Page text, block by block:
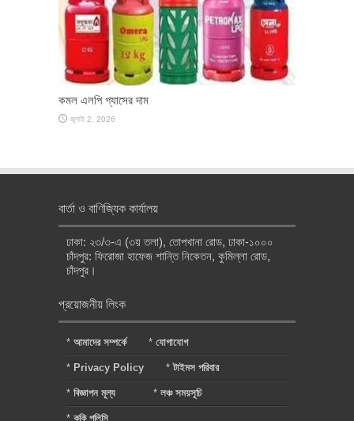
কমল এলপি গ্যাসের দাম
জুলাই 2, 2026
বার্তা ও বাণিজ্যিক কার্যালয়
ঢাকা: ২৩/৩-এ (৩য় তলা), তোপখানা রোড, ঢাকা-১০০০
চাঁদপুর: ফিরোজা হাফেজ শান্তি নিকেতন, কুমিল্লা রোড,
চাঁদপুর।
প্রয়োজনীয় লিংক
* আমাদের সম্পর্কে * যোগাযোগ
* Privacy Policy *টাইমস পরিবার
* বিজ্ঞাপন মূল্য * লঞ্চ সময়সূচি
* কুকি পলিসি